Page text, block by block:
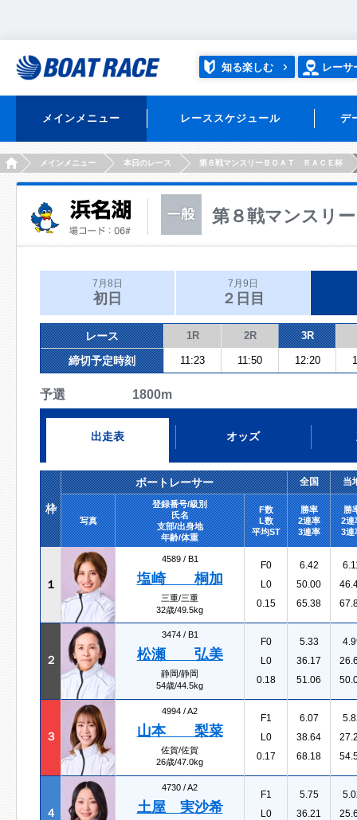
知る楽しむ レーサ
メインメニュー レーススケジュール デ
HOMEメインメニュー 本日のレース 第８戦マンスリーＢＯＡＴ ＲＡＣＥ杯
第８戦マンスリ
7月8日
初日
7月9日
２日目
レース 1R 2R 3R
締切予定時刻 11:23 11:50 12:20
予選 1800m
出走表 オッズ
枠
ボートレーサー 全国 当
写真
登録番号/級別
氏名
支部/出身地
年齢/体重
F数
L数
平均ST
勝率
2連率
3連率
勝
2連
3連
１
4589 / B1
塩崎 桐加
三重/三重
32歳/49.5kg
F0
L0
0.15
6.42
50.00
65.38
２
3474 / B1
松瀬 弘美
静岡/静岡
54歳/44.5kg
F0
L0
0.18
5.33
36.17
51.06
３
4994 /A2
山本 梨菜
佐賀/佐賀
26歳/47.0kg
F1
L0
0.17
6.07
38.64
68.18
４
4730 /A2
土屋 実沙希
F1
L0
5.75
36.21